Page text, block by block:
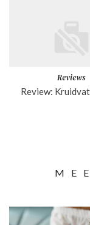
Reviews
Review: